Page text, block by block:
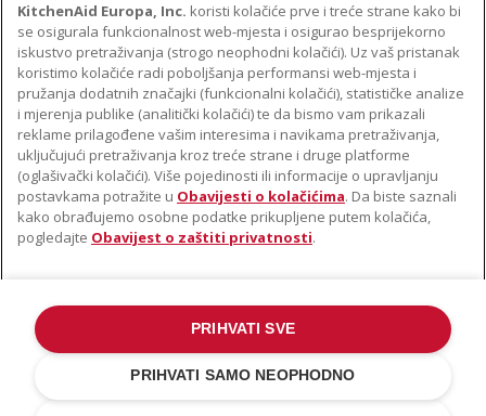
O TVRTKI KITCHENAID
Robna marka
Povijest
ODR
PODRŠKA
Pronađi trgovinu
Jamstvo i dokumenti
PRATITE NAS
©2022. Sva prava pridržana. KitchenAid i dizajn samostojećeg miksera
zaštitni su znakovi u SAD-u. i u drugim državama .
Obavijest o zaštiti privatnosti.Kolačić.Ostale države
KitchenAid Europa, Inc. koristi kolačiće prve i treće strane kako bi
se osigurala funkcionalnost web-mjesta i osigurao besprijekorno
iskustvo pretraživanja (strogo neophodni kolačići). Uz vaš pristanak
koristimo kolačiće radi poboljšanja performansi web-mjesta i
pružanja dodatnih značajki (funkcionalni kolačići), statističke analize
i mjerenja publike (analitički kolačići) te da bismo vam prikazali
reklame prilagođene vašim interesima i navikama pretraživanja,
uključujući pretraživanja kroz treće strane i druge platforme
(oglašivački kolačići). Više pojedinosti ili informacije o upravljanju
postavkama potražite u Obavijesti o kolačićima. Da biste saznali
kako obrađujemo osobne podatke prikupljene putem kolačića,
pogledajte Obavijest o zaštiti privatnosti.
PRIHVATI SAMO NEOPHODNO
PRIHVATI SVE